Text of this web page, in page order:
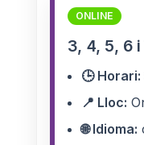
ONLINE
3, 4, 5, 6
🕒 Horari:
📍 Lloc:
🌐 Idioma: